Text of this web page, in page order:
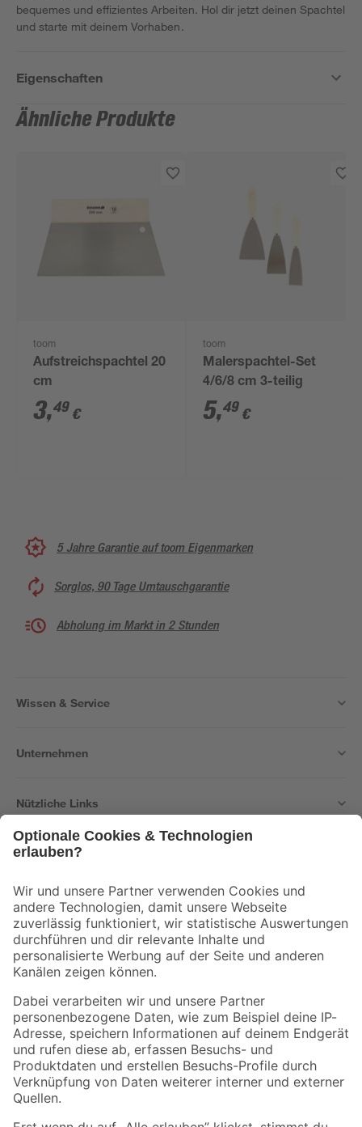
bequemes und effizientes Arbeiten. Hol dir jetzt deinen Spachtel
und starte mit deinem Vorhaben.
Eigenschaften
Ähnliche Produkte
toom
Aufstreichspachtel 20
cm
3,49 €
toom
Malerspachtel-Set
4/6/8 cm 3-teilig
5,49 €
5 Jahre Garantie auf toom Eigenmarken
Sorglos, 90 Tage Umtauschgarantie
Abholung im Markt in 2 Stunden
Wissen & Service
Unternehmen
Nützliche Links
Der toom Newsletter: Keine Angebote und Aktionen mehr verpassen!
Zur Newsletter Anmeldung
Folge uns
Zahlungsarten Versandarten
Sicher einkaufen